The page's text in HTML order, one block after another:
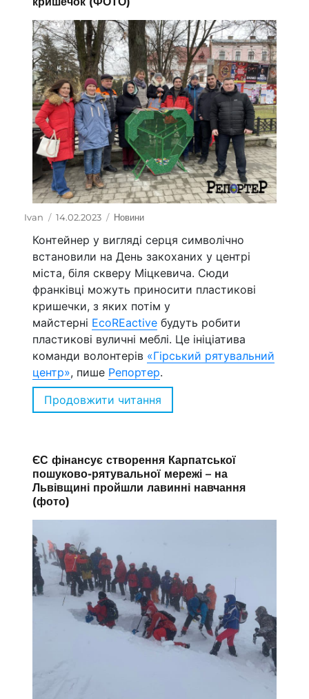
Автор
Ivan Оприлюднено
14.02.2023 Категорії
Новини
Контейнер у вигляді серця символічно
встановили на День закоханих у центрі
міста, біля скверу Міцкевича. Сюди
франківці можуть приносити пластикові
кришечки, з яких потім у
майстерні EcoREactive будуть робити
пластикові вуличні меблі. Це ініціатива
команди волонтерів «Гірський рятувальний
центр», пише Репортер.
Продовжити читання
ЄС фінансує створення Карпатської
пошуково-рятувальної мережі – на
Львівщині пройшли лавинні навчання
(фото)